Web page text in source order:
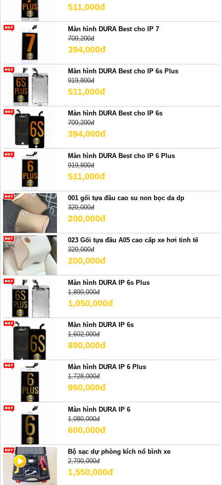
511,000đ
Màn hình DURA Best cho IP 7
709,200đ
394,000đ
Màn hình DURA Best cho IP 6s Plus
919,800đ
511,000đ
Màn hình DURA Best cho IP 6s
709,200đ
394,000đ
Màn hình DURA Best cho IP 6 Plus
919,800đ
511,000đ
001 gối tựa đầu cao su non bọc da dp
320,000đ
200,000đ
023 Gối tựa đầu A05 cao cấp xe hơi tinh tế
320,000đ
200,000đ
Màn hình DURA IP 6s Plus
1,890,000đ
1,050,000đ
Màn hình DURA IP 6s
1,602,000đ
890,000đ
Màn hình DURA IP 6 Plus
1,728,000đ
960,000đ
Màn hình DURA IP 6
1,080,000đ
600,000đ
Bộ sạc dự phòng kích nổ bình xe
2,790,000đ
1,550,000đ